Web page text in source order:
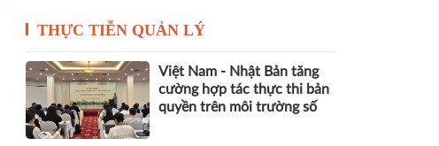
THỰC TIỄN QUẢN LÝ
Việt Nam - Nhật Bản tăng
cường hợp tác thực thi bản
quyền trên môi trường số